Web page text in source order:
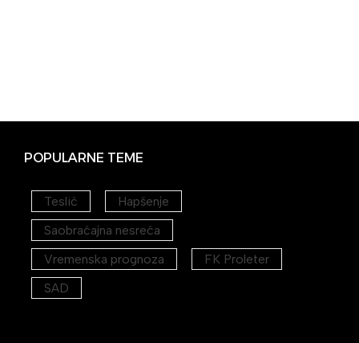
POPULARNE TEME
Teslić
Hapšenje
Saobraćajna nesreća
Vremenska prognoza
FK Proleter
SAD